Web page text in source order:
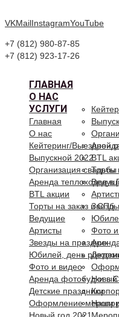
VKMailInstagramYouTube
+7 (812) 980-87-85
+7 (812) 923-17-26
ГЛАВНАЯ
О НАС
УСЛУГИ
BTL
Торты
Фото
Новый
Наши
Главная
О нас
Кейтеринг/Выездной
Выпускной 2022
Организация свадьбы
Аренда теплоходов в
BTL акции
Торты на заказ в СПб
Ведущие
Артисты
Звезды на праздник
Юбилей, день
Фото и видео
Аренда фотобудки в
Детские праздники
Оформление
Новый год 2021